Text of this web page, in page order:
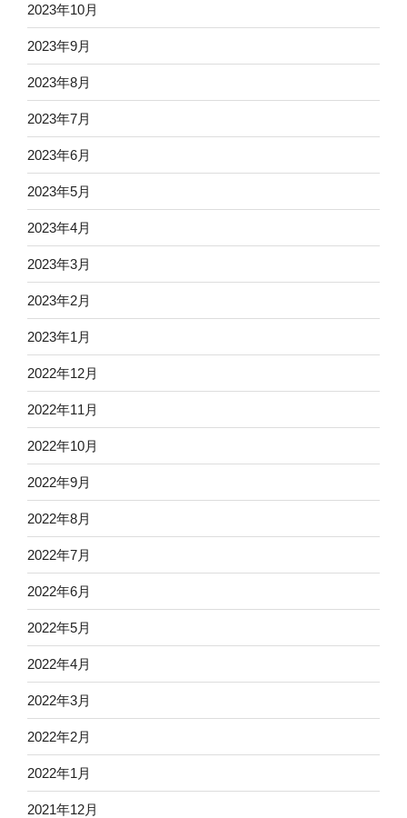
2023年10月
2023年9月
2023年8月
2023年7月
2023年6月
2023年5月
2023年4月
2023年3月
2023年2月
2023年1月
2022年12月
2022年11月
2022年10月
2022年9月
2022年8月
2022年7月
2022年6月
2022年5月
2022年4月
2022年3月
2022年2月
2022年1月
2021年12月